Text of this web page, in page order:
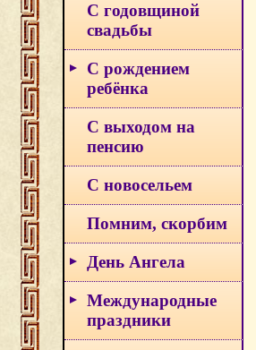
С годовщиной
свадьбы
С рождением
ребёнка
С выходом на
пенсию
С новосельем
Помним, скорбим
День Ангела
Международные
праздники